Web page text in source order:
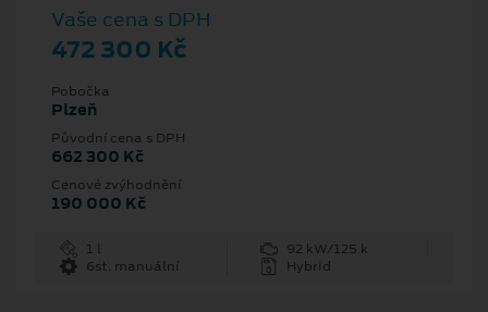
Vaše cena s DPH
472 300 Kč
Pobočka
Plzeň
Původní cena s DPH
662 300 Kč
Cenové zvýhodnění
190 000 Kč
1 l
92 kW/125 k
6st. manuální
Hybrid